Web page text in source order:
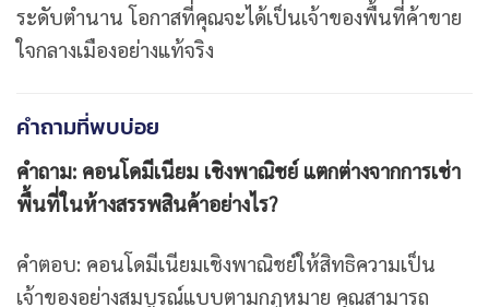
ระดับตำนาน โอกาสที่คุณจะได้เป็นเจ้าของพื้นที่ค้าขาย
ใจกลางเมืองอย่างแท้จริง
คำถามที่พบบ่อย
คำถาม: คอนโดมีเนียม เชิงพาณิชย์ แตกต่างจากการเช่า
พื้นที่ในห้างสรรพสินค้าอย่างไร?
คำตอบ: คอนโดมีเนียมเชิงพาณิชย์ให้สิทธิความเป็น
เจ้าของอย่างสมบูรณ์แบบตามกฎหมาย คุณสามารถ